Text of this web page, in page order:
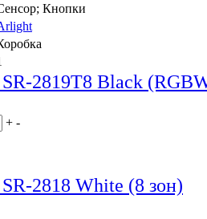
Кнопки
2819T8 Black
+ -
2818 White (8 зон)